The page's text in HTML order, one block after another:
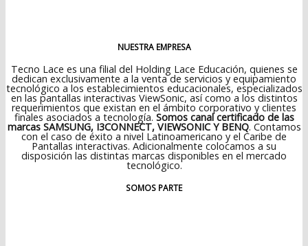
NUESTRA EMPRESA
Tecno Lace es una filial del Holding Lace Educación, quienes se
dedican exclusivamente a la venta de servicios y equipamiento
tecnológico a los establecimientos educacionales, especializados
en las pantallas interactivas ViewSonic, así como a los distintos
requerimientos que existan en el ámbito corporativo y clientes
finales asociados a tecnología. Somos canal certificado de las
marcas SAMSUNG, I3CONNECT, VIEWSONIC Y BENQ. Contamos
con el caso de éxito a nivel Latinoamericano y el Caribe de
Pantallas interactivas. Adicionalmente colocamos a su
disposición las distintas marcas disponibles en el mercado
tecnológico.
SOMOS PARTE